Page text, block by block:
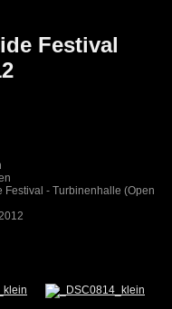
Festival
Festival - Turbinenhalle (Open